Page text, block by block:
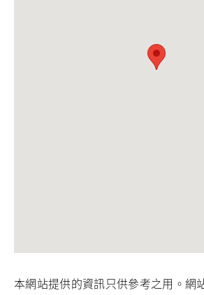
本網站提供的資訊只供參考之用。網